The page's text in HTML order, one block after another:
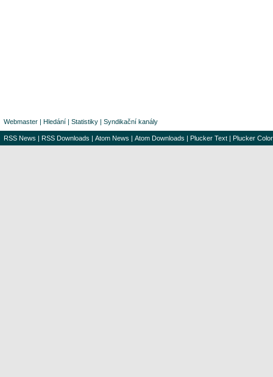
Webmaster | Hledání | Statistiky | Syndikační kanály
RSS News | RSS Downloads | Atom News | Atom Downloads | Plucker Text | Plucker Color